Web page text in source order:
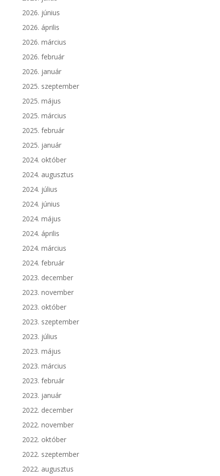
2026. június
2026. április
2026. március
2026. február
2026. január
2025. szeptember
2025. május
2025. március
2025. február
2025. január
2024. október
2024. augusztus
2024. július
2024. június
2024. május
2024. április
2024. március
2024. február
2023. december
2023. november
2023. október
2023. szeptember
2023. július
2023. május
2023. március
2023. február
2023. január
2022. december
2022. november
2022. október
2022. szeptember
2022. augusztus